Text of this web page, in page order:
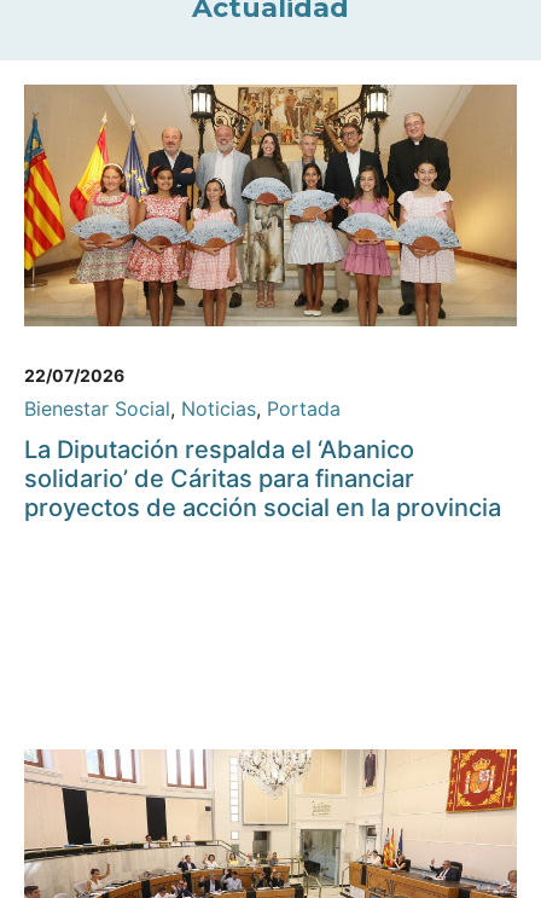
Actualidad
22/07/2026
Bienestar Social, Noticias, Portada
La Diputación respalda el ‘Abanico
solidario’ de Cáritas para financiar
proyectos de acción social en la provincia